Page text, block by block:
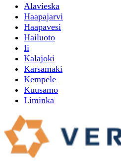
Alavieska
Haapajarvi
Haapavesi
Hailuoto
Ii
Kalajoki
Karsamaki
Kempele
Kuusamo
Liminka